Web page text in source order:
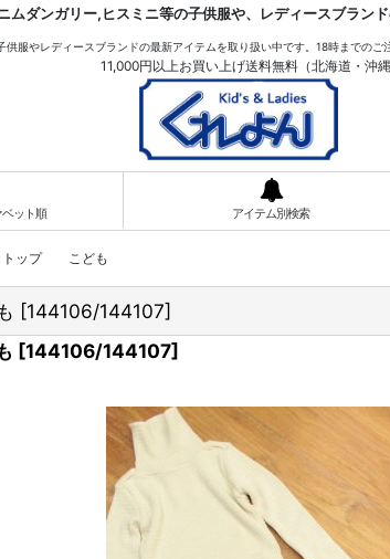
ムダンガリー,ヒスミニ等の子供服や、レディースブランド
供服やレディースブランドの最新アイテムを取り扱い中です。18時までのご
11,000円以上お買い上げ送料無料（北海道・沖縄
ット順 アイテム別検索
トップ こども
[144106/144107]
[144106/144107]